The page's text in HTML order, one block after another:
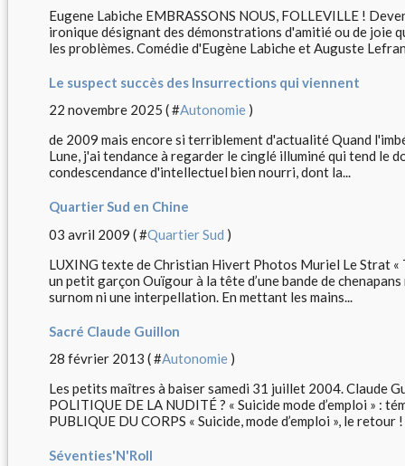
Eugene Labiche EMBRASSONS NOUS, FOLLEVILLE !
ironique désignant des démonstrations d'amitié ou de joie
les problèmes. Comédie d'Eugène Labiche et Auguste
Le suspect succès des Insurrections qui viennent
22 novembre 2025 ( #Autonomie )
de 2009 mais encore si terriblement d'actualité Quand
Lune, j'ai tendance à regarder le cinglé illuminé qui tend le
condescendance d'intellectuel bien nourri, dont la...
Quartier Sud en Chine
03 avril 2009 ( #Quartier Sud )
LUXING texte de Christian Hivert Photos Muriel Le Strat
un petit garçon Ouïgour à la tête d’une bande de
surnom ni une interpellation. En mettant les mains...
Sacré Claude Guillon
28 février 2013 ( #Autonomie )
Les petits maîtres à baiser samedi 31 juillet 2004. Claude
POLITIQUE DE LA NUDITÉ ? « Suicide mode d’emploi » :
PUBLIQUE DU CORPS « Suicide, mode d’emploi », le retour
Séventies'N'Roll